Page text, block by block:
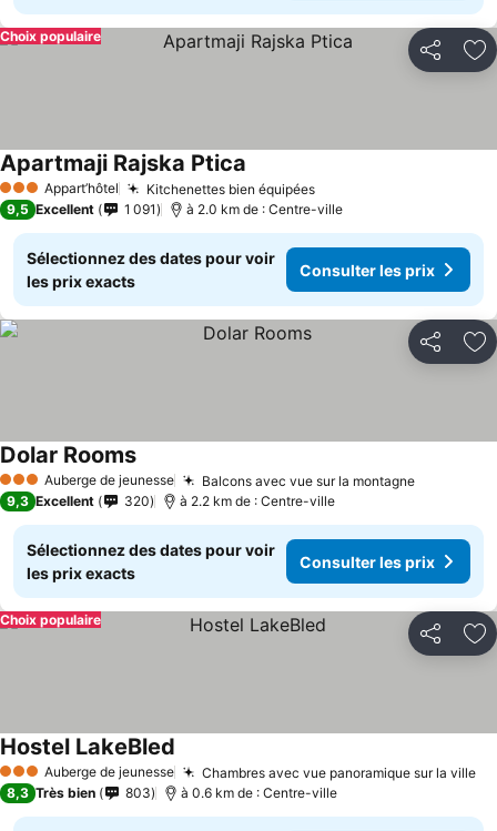
Partager
Choix populaire
3 ÉtoilesAppart’hôtel Kitchenettes bien équipées
Apartmaji Rajska Ptica
9,5 Excellent 1 091 à 2.0 km de : Centre-ville
Sélectionnez des dates pour voir
les prix exacts
Consulter les prix
Partager
3 ÉtoilesAuberge de jeunesse Balcons avec vue sur la montagne
Dolar Rooms
9,3 Excellent 320 à 2.2 km de : Centre-ville
Sélectionnez des dates pour voir
les prix exacts
Consulter les prix
Partager
Choix populaire
3 ÉtoilesAuberge de jeunesse Chambres avec vue panoramique sur la ville
Hostel LakeBled
8,3 Très bien 803 à 0.6 km de : Centre-ville